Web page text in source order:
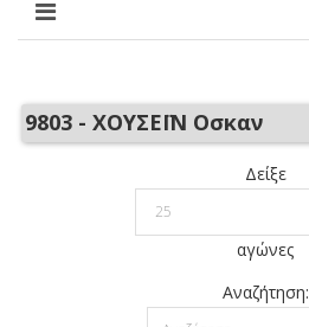
9803 - ΧΟΥΣΕΪΝ Οσκαν
Δείξε
αγώνες
Αναζήτηση: